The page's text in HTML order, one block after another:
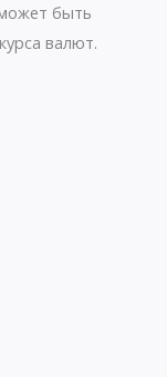
быть
валют.